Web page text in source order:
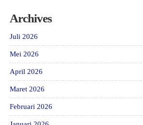
Archives
Juli 2026
Mei 2026
April 2026
Maret 2026
Februari 2026